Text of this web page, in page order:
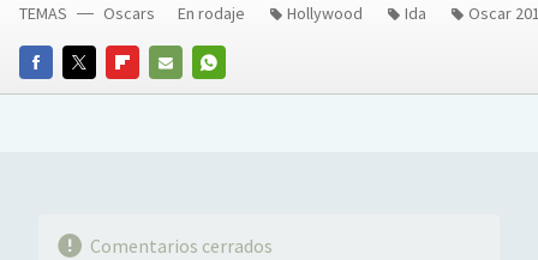
FACEBOOKTWITTERFLIPBOARD
E-
WHATSAPP
TEMAS Oscars En rodaje Hollywood Ida Oscar
Comentarios cerrados